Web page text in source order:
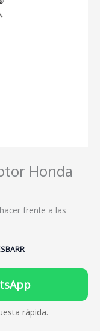
Honda
frente a las
rápida.